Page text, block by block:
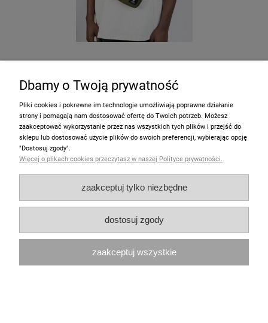
95,00 zł
do koszyka
Dbamy o Twoją prywatność
Pliki cookies i pokrewne im technologie umożliwiają poprawne działanie
strony i pomagają nam dostosować ofertę do Twoich potrzeb. Możesz
zaakceptować wykorzystanie przez nas wszystkich tych plików i przejść do
sklepu lub dostosować użycie plików do swoich preferencji, wybierając opcję
"Dostosuj zgody".
Więcej o plikach cookies przeczytasz w naszej Polityce prywatności.
zaakceptuj tylko niezbędne
dostosuj zgody
zaakceptuj wszystkie